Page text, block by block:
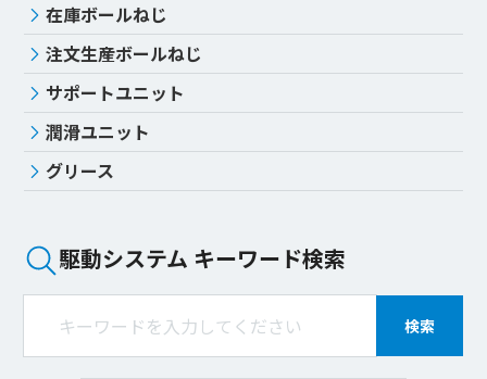
在庫ボールねじ
注文生産ボールねじ
サポートユニット
潤滑ユニット
グリース
駆動システム キーワード検索
検索